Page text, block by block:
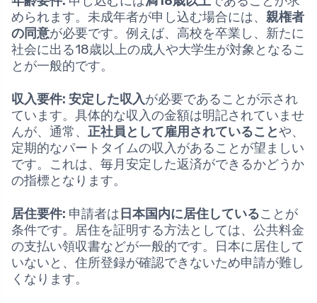
められます。未成年者が申し込む場合には、 親権者
の同意が必要です。例えば、高校を卒業し、新たに
社会に出る18歳以上の成人や大学生が対象となるこ
とが一般的です。
収入要件: 安定した収入が必要であることが示され
ています。具体的な収入の金額は明記されていませ
んが、通常、 正社員として雇用されていることや、
定期的なパートタイムの収入があることが望ましい
です。これは、毎月安定した返済ができるかどうか
の指標となります。
居住要件: 申請者は 日本国内に居住していることが
条件です。居住を証明する方法としては、公共料金
の支払い領収書などが一般的です。日本に居住して
いないと、住所登録が確認できないため申請が難し
くなります。